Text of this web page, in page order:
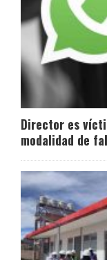
Director es
modalidad de